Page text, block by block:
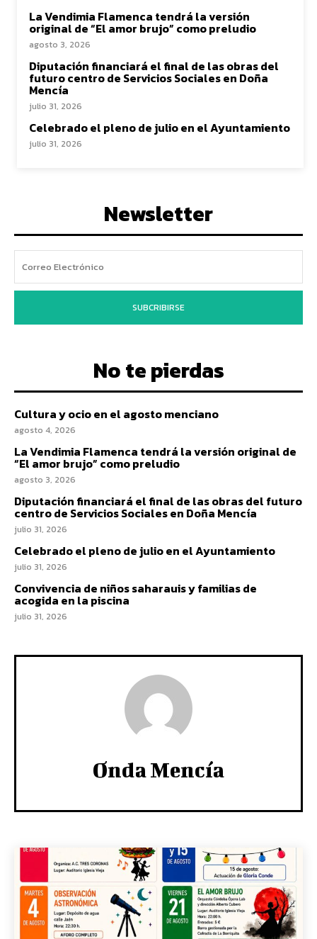
La Vendimia Flamenca tendrá la versión
original de “El amor brujo” como preludio
agosto 3, 2026
Diputación financiará el final de las obras del
futuro centro de Servicios Sociales en Doña
Mencía
julio 31, 2026
Celebrado el pleno de julio en el Ayuntamiento
julio 31, 2026
Newsletter
SUBCRIBIRSE
No te pierdas
Cultura y ocio en el agosto menciano
agosto 4, 2026
La Vendimia Flamenca tendrá la versión original de
“El amor brujo” como preludio
agosto 3, 2026
Diputación financiará el final de las obras del futuro
centro de Servicios Sociales en Doña Mencía
julio 31, 2026
Celebrado el pleno de julio en el Ayuntamiento
julio 31, 2026
Convivencia de niños saharauis y familias de
acogida en la piscina
julio 31, 2026
Onda Mencía